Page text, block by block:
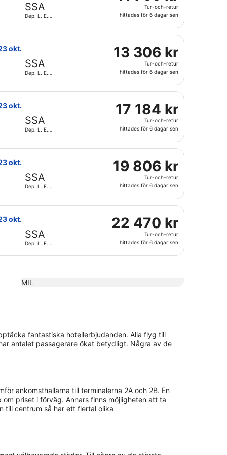
dagar
sen
SSA
Dep. L. E.
Tur-
retur,
för
dagar
sen
Tur-och-retur
hittades för 6 dagar sen
med återresa fre 23 okt., till priset 12 373 kr. hittades
okt.
SSA
Dep. L. E.
13
306 kr
Tur-
retur,
för
dagar
sen
13 306 kr
Tur-och-retur
hittades för 6 dagar sen
med avresa fre 16 okt. från Linate till Dep. L. E.
återresa fre 23 okt., till priset 16 408 kr. hittades för 6
okt.
SSA
Dep. L. E.
17
184 kr
Tur-
retur,
för
dagar
sen
17 184 kr
Tur-och-retur
hittades för 6 dagar sen
Canada, med avresa fre 16 okt. från Malpensa Intl. till
E. Magalh. Intl., med återresa fre 23 okt., till priset 18
okt.
SSA
Dep. L. E.
19
806 kr
Tur-
retur,
för
dagar
sen
19 806 kr
Tur-och-retur
hittades för 6 dagar sen
med avresa fre 16 okt. från Malpensa Intl. till Dep. L.
återresa fre 23 okt., till priset 20 353 kr. hittades för 6
okt.
SSA
Dep. L. E.
22
470 kr
Tur-
22 470 kr
Tur-och-retur
hittades för 6 dagar sen
med avresa fre 16 okt. från Malpensa Intl. till Dep.
MIL
fantastiska hotellerbjudanden. Alla flyg till
antalet passagerare ökat betydligt. Några av de
ankomsthallarna till terminalerna 2A och 2B. En
priset i förväg. Annars finns möjligheten att ta
till centrum så har ett flertal olika